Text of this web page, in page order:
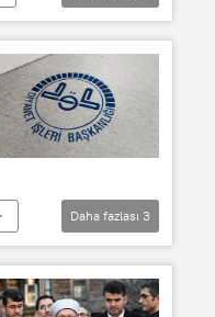
Daha fazlası 3